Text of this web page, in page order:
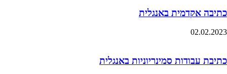
כתיבה אקדמית באנגלית
02.02.2023
כתיבת עבודות סמינריוניות באנגלית